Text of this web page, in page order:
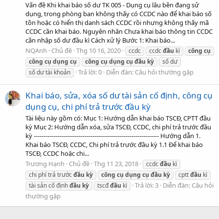
Vấn đề Khi khai báo số dư TK 005 - Dụng cụ lâu bền đang sử
dụng, trong phòng ban không thấy có CCDC nào để khai báo số
tồn hoặc có hiển thị danh sách CCDC rồi nhưng không thấy mã
CCDC cần khai báo. Nguyên nhân Chưa khai báo thông tin CCDC
cần nhập số dư đầu kì Cách xử lý Bước 1: Khai báo...
NQAnh
Chủ đề Thg 10 16, 2020 ccdc ccdcđầu kì công cụ
công cụ dụng cụ công cụ dụng cụ đầu kỳ
số dư
số dư tài khoản
Trả lời: 0 Diễn đàn: Câu hỏi thường gặp
Khai báo, sửa, xóa số dư tài sản cố định, công cụ
dụng cụ, chi phí trả trước đầu kỳ
Tài liệu này gồm có: Mục 1: Hướng dẫn khai báo TSCĐ, CPTT đầu
kỳ Mục 2: Hướng dẫn xóa, sửa TSCĐ, CCDC, chi phí trả trước đầu
kỳ ---------------------------------------------------------------- Hướng dẫn 1.
Khai báo TSCĐ, CCDC, Chi phí trả trước đầu kỳ 1.1 Để khai báo
TSCĐ, CCDC hoặc chi...
Trương Hạnh
Chủ đề Thg 11 23, 2018 ccdcđầu kì
chi phí trả trướcđầu kỳ công cụ dụng cụ đầu kỳ cpttđầu kì
tài sản cố địnhđầu kỳ tscđđầu kì Trả lời: 3 Diễn đàn: Câu hỏi
thường gặp